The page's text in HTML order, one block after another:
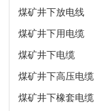
煤矿井下放电线
煤矿井下用电缆
煤矿井下电缆
煤矿井下高压电缆
煤矿井下橡套电缆